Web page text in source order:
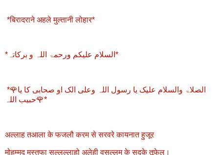
*बिरादराने अहले मुल्तानी लोहार*
*السلام علیکم ورحمۃ اللہ و برکاتہ*
*🌹الصلاۃ والسلام علیک یا رسول اللہ وعلی الک او صحابی کا یا
حبیب اللہ🌹*
अल्लाह तआला के फजलौ करम से सरवरे कायनात हुजूर
मोहम्मद मुस्तफा सल्लल्लाहो अलेही वसल्लम के सदके तूफेल।